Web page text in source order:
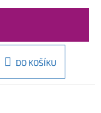
DO KOŠÍKU